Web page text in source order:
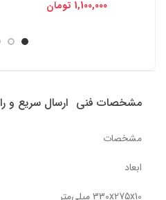
1,100,000 تومان
مشخصات فنی ارسال سریع و
مشخصات
ابعاد
330x275x10 میلی‌متر